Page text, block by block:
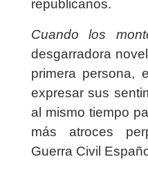
republicanos.
Cuando los
desgarradora
primera persona,
expresar sus
al mismo tiempo
más atroces
Guerra Civil